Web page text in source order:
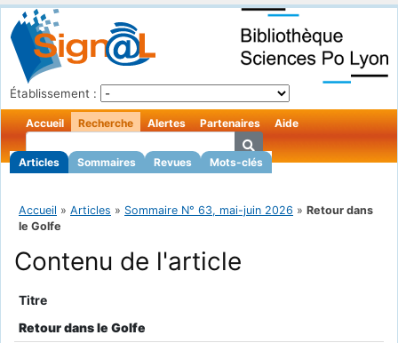
Établissement :
Accueil Recherche
Articles Sommaires Revues Mots-clés
Alertes Partenaires Aide
Accueil » Articles » Sommaire N° 63, mai-juin 2026 » Retour dans
le Golfe
Contenu de l'article
Titre
Retour dans le Golfe